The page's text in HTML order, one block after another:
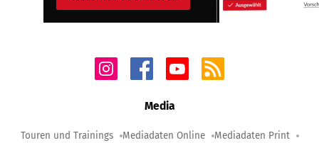
Media
Touren und Trainings Mediadaten Online Mediadaten Print